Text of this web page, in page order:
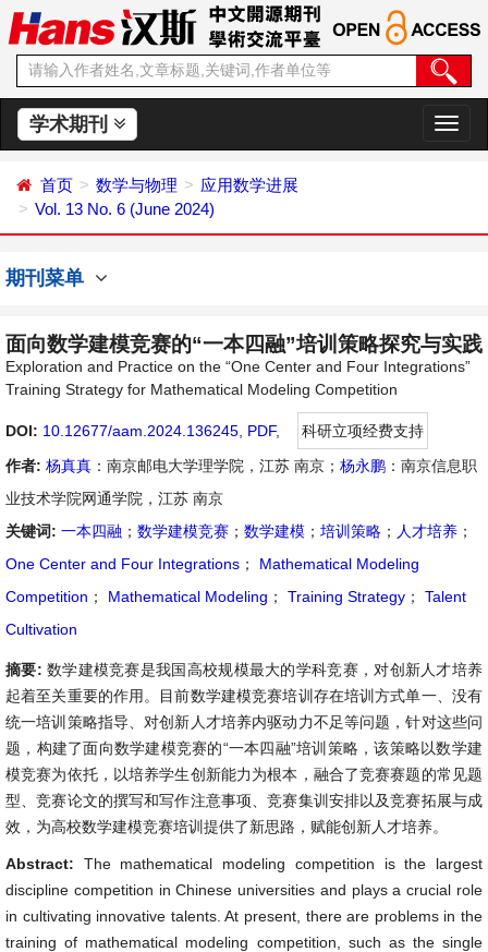
学术期刊
切
换
首页 数学与物理
应用数学进展
Vol. 13 No. 6 (June 2024)
期刊菜单
面向数学建模竞赛的“一本四融”培训策略探究与实践
Exploration and Practice on the “One Center and Four Integrations”
Training Strategy for Mathematical Modeling Competition
DOI: 10.12677/aam.2024.136245 PDF,
科研立项经费支持
作者: 杨真真 ：南京邮电大学理学院，江苏 南京； 杨永鹏 ：南京信息职
业技术学院网通学院，江苏 南京
关键词: 一本四融 ； 数学建模竞赛 ； 数学建模 ； 培训策略 ； 人才培养 ；
One Center and Four Integrations ；
Mathematical Modeling
Competition ； Mathematical Modeling ； Training Strategy ；
Talent
Cultivation
摘要: 数学建模竞赛是我国高校规模最大的学科竞赛，对创新人才培养
起着至关重要的作用。目前数学建模竞赛培训存在培训方式单一、没有
统一培训策略指导、对创新人才培养内驱动力不足等问题，针对这些问
题，构建了面向数学建模竞赛的“一本四融”培训策略，该策略以数学建
模竞赛为依托，以培养学生创新能力为根本，融合了竞赛赛题的常见题
型、竞赛论文的撰写和写作注意事项、竞赛集训安排以及竞赛拓展与成
效，为高校数学建模竞赛培训提供了新思路，赋能创新人才培养。
Abstract: The mathematical modeling competition is the largest
discipline competition in Chinese universities and plays a crucial role
in cultivating innovative talents. At present, there are problems in the
training of mathematical modeling competition, such as the single